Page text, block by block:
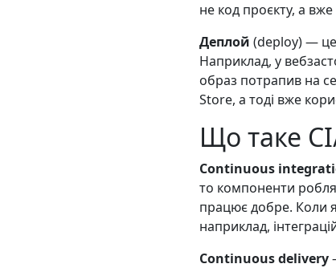
не код проєкту, а
Деплой (deploy) — це
Наприклад, у
образ потрапив на
Store, а тоді вже
Що таке
Continuous
то компоненти
працює добре. Коли я
наприклад,
Continuous delivery